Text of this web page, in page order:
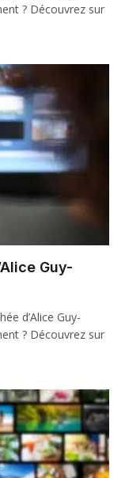
? Découvrez sur
Guy-
d’Alice Guy-
? Découvrez sur